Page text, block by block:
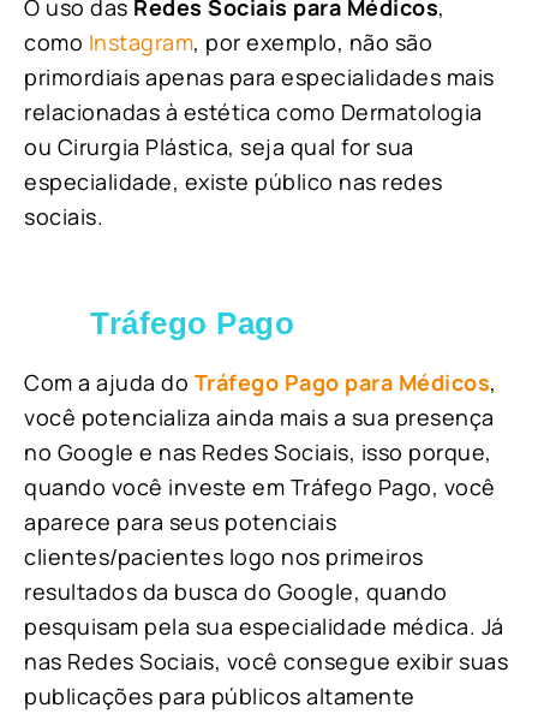
O uso das Redes Sociais para Médicos,
como Instagram, por exemplo, não são
primordiais apenas para especialidades mais
relacionadas à estética como Dermatologia
ou Cirurgia Plástica, seja qual for sua
especialidade, existe público nas redes
sociais.
Tráfego Pago
Com a ajuda do Tráfego Pago para Médicos,
você potencializa ainda mais a sua presença
no Google e nas Redes Sociais, isso porque,
quando você investe em Tráfego Pago, você
aparece para seus potenciais
clientes/pacientes logo nos primeiros
resultados da busca do Google, quando
pesquisam pela sua especialidade médica. Já
nas Redes Sociais, você consegue exibir suas
publicações para públicos altamente